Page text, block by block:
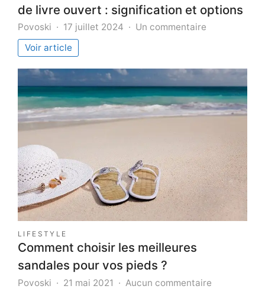
de livre ouvert : signification et options
Povoski 17 juillet 2024 Un commentaire
en
forme
de
ouvert
:
signification
et
options
Voir article
LIFESTYLE
Comment choisir les meilleures
sandales pour vos pieds ?
Povoski 21 mai 2021 Aucun commentaire